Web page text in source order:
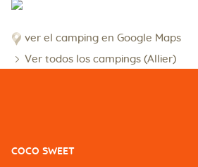
ver el camping en Google Maps
Ver todos los campings (Allier)
COCO SWEET